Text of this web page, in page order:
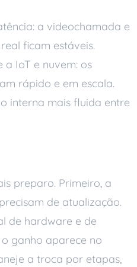
a videochamada e
ficam estáveis.
a IoT e nuvem: os
rápido e em escala.
interna mais fluida entre
preparo. Primeiro, a
de atualização.
de hardware e de
ganho aparece no
a troca por etapas,